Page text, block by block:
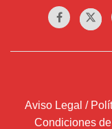
Aviso Legal /
Condiciones